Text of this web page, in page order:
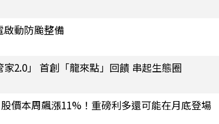
動防颱整備
2.0」 首創「龍來點」回饋 串起生態圈
價本周飆漲11%！重磅利多還可能在月底登場